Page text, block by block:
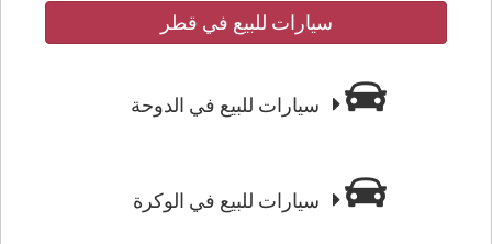
سيارات للبيع في قطر
سيارات للبيع في الدوحة
سيارات للبيع في الوكرة